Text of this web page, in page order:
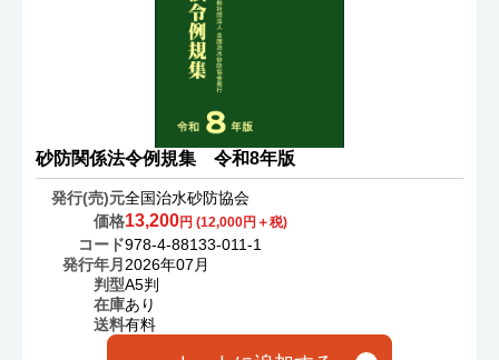
砂防関係法令例規集 令和8年版
発行(売)元全国治水砂防協会
価格13,200円 (12,000円＋税)
コード978-4-88133-011-1
発行年月 2026年07月
判型A5判
在庫あり
送料有料